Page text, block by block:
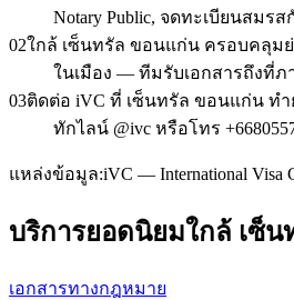
Notary Public, จดทะเบียนสม
02ใกล้ เซ็นทรัล ขอนแก่น ครอบคลุม
ในเมือง — ทีมรับเอกสารถึงที่ภ
03ติดต่อ iVC ที่ เซ็นทรัล ขอนแก่น ทำ
ทักไลน์ @ivc หรือโทร
แหล่งข้อมูล:iVC — International Visa
บริการยอดนิยมใกล้ เซ็
เอกสารทางกฎหมาย